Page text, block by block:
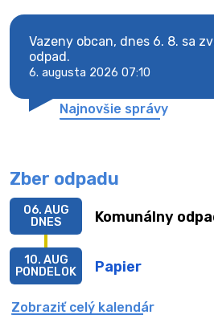
Vazeny obcan, dnes 6. 8. sa
odpad.
6. augusta 2026 07:10
Najnovšie správy
Zber odpadu
Komunálny
06. AUG
DNES
Papier
10. AUG
PONDELOK
Zobraziť celý kalendár